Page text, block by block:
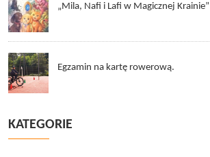
„Mila, Nafi i Lafi w Magicznej Krainie”
Egzamin na kartę rowerową.
KATEGORIE